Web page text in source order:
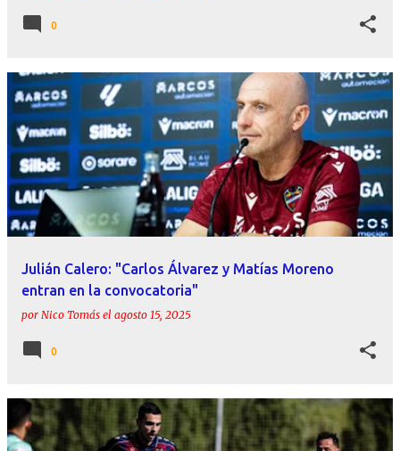
0
Julián Calero: "Carlos Álvarez y Matías Moreno
entran en la convocatoria"
por Nico Tomás el agosto 15, 2025
0